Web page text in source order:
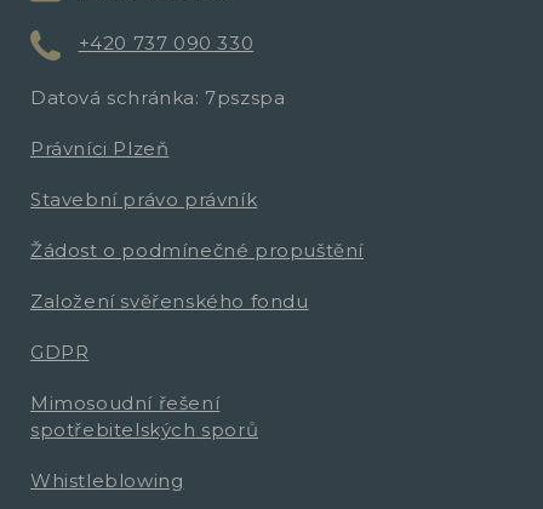
+420 737 090 330
Datová schránka: 7pszspa
Právníci Plzeň
Stavební právo právník
Žádost o podmínečné propuštění
Založení svěřenského fondu
GDPR
Mimosoudní řešení
spotřebitelských sporů
Whistleblowing